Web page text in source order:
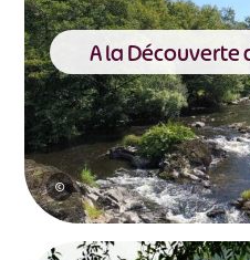
©
A la Découverte